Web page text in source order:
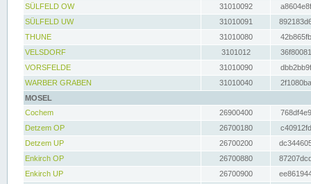
SÜLFELD OW
31010092
SÜLFELD UW
31010091
THUNE
31010080
VELSDORF
3101012
VORSFELDE
31010090
WARBER GRABEN
31010040
MOSEL
Cochem
26900400
Detzem OP
26700180
Detzem UP
26700200
Enkirch OP
26700880
Enkirch UP
26700900